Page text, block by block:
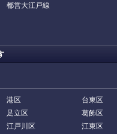
都営大江戸線
港区
台東区
足立区
葛飾区
江戸川区 江東区